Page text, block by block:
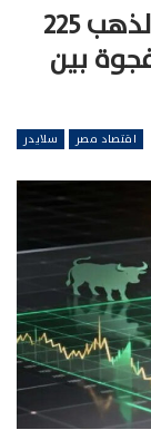
«مرصد الذهب»: ارتفاع أسعار الذهب 225
بين
اقتصاد مصر سلايدر